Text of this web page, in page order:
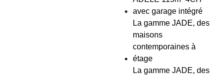
avec garage intégré
La gamme JADE, des
maisons
contemporaines à
étage
La gamme JADE, des